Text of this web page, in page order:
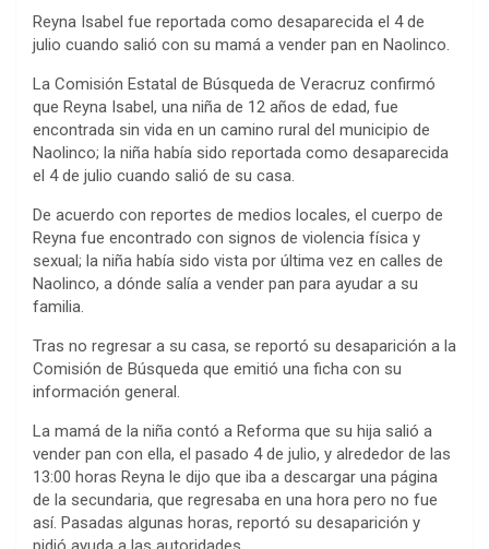
b
o
o
k
er n
g
er
s
A
p
p
es
t
dI
n
ot
e
di
t
t
py
Li
n
k
ar
e
Reyna Isabel fue reportada como desaparecida el 4 de
julio cuando salió con su mamá a vender pan en Naolinco.
La Comisión Estatal de Búsqueda de Veracruz confirmó
que Reyna Isabel, una niña de 12 años de edad, fue
encontrada sin vida en un camino rural del municipio de
Naolinco; la niña había sido reportada como desaparecida
el 4 de julio cuando salió de su casa.
De acuerdo con reportes de medios locales, el cuerpo de
Reyna fue encontrado con signos de violencia física y
sexual; la niña había sido vista por última vez en calles de
Naolinco, a dónde salía a vender pan para ayudar a su
familia.
Tras no regresar a su casa, se reportó su desaparición a la
Comisión de Búsqueda que emitió una ficha con su
información general.
La mamá de la niña contó a Reforma que su hija salió a
vender pan con ella, el pasado 4 de julio, y alrededor de las
13:00 horas Reyna le dijo que iba a descargar una página
de la secundaria, que regresaba en una hora pero no fue
así. Pasadas algunas horas, reportó su desaparición y